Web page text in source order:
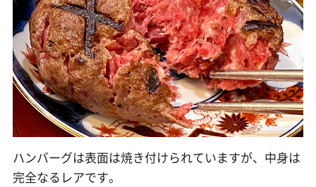
ハンバーグは表面は焼き付けられていますが、中身は
完全なるレアです。